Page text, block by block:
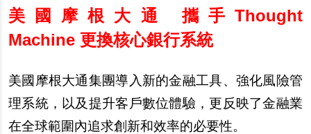
美國摩根大通 攜手Thought
Machine 更換核心銀行系統
美國摩根大通集團導入新的金融工具、強化風險管
理系統，以及提升客戶數位體驗，更反映了金融業
在全球範圍內追求創新和效率的必要性。